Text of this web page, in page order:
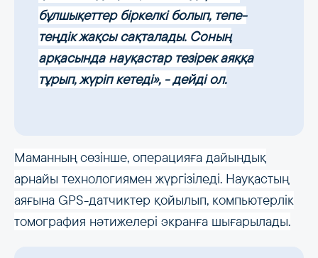
бұлшықеттер біркелкі болып, тепе-
теңдік жақсы сақталады. Соның
арқасында науқастар тезірек аяққа
тұрып, жүріп кетеді», - дейді ол.
Маманның сөзінше, операцияға дайындық
арнайы технологиямен жүргізіледі. Науқастың
аяғына GPS-датчиктер қойылып, компьютерлік
томография нәтижелері экранға шығарылады.